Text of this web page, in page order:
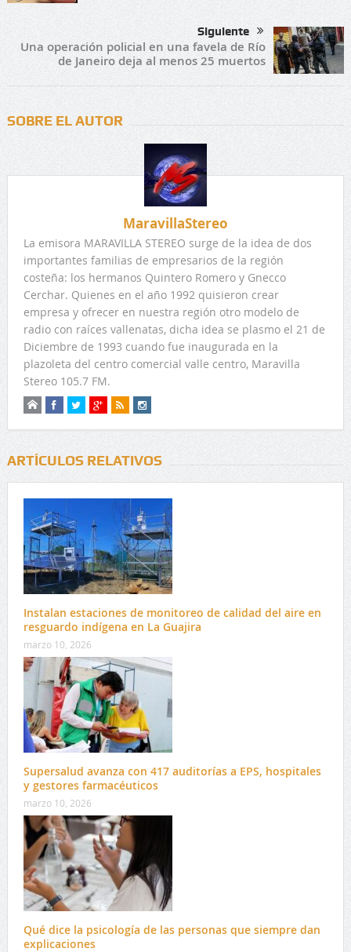
Siguiente
Una operación policial en una favela de Río
de Janeiro deja al menos 25 muertos
SOBRE EL AUTOR
MaravillaStereo
La emisora MARAVILLA STEREO surge de la idea de dos
importantes familias de empresarios de la región
costeña: los hermanos Quintero Romero y Gnecco
Cerchar. Quienes en el año 1992 quisieron crear
empresa y ofrecer en nuestra región otro modelo de
radio con raíces vallenatas, dicha idea se plasmo el 21 de
Diciembre de 1993 cuando fue inaugurada en la
plazoleta del centro comercial valle centro, Maravilla
Stereo 105.7 FM.
ARTÍCULOS RELATIVOS
Instalan estaciones de monitoreo de calidad del aire en
resguardo indígena en La Guajira
marzo 10, 2026
Supersalud avanza con 417 auditorías a EPS, hospitales
y gestores farmacéuticos
marzo 10, 2026
Qué dice la psicología de las personas que siempre dan
explicaciones